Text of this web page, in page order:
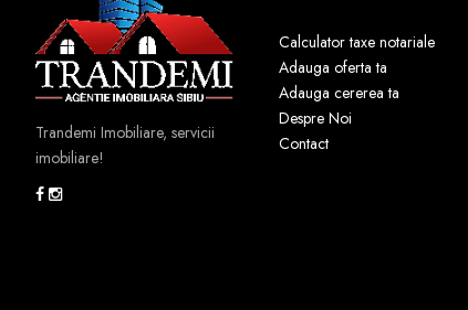
Trandemi Imobiliare, servicii
imobiliare!
Calculator taxe notariale
Adauga oferta ta
Adauga cererea ta
Despre Noi
Contact